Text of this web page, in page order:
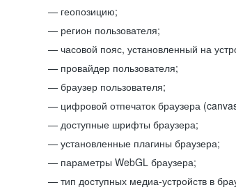
геопозицию;
регион пользователя;
часовой пояс, установленный на
провайдер пользователя;
браузер пользователя;
цифровой отпечаток браузера
доступные шрифты браузера;
установленные плагины браузера;
параметры WebGL браузера;
тип доступных медиа-устройств в